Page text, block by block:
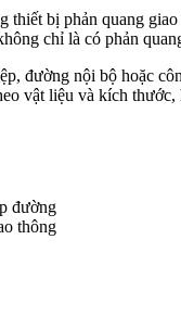
thiết bị phản quang
chỉ là có phản
đường nội bộ hoặc
vật liệu và kích
đường
thông